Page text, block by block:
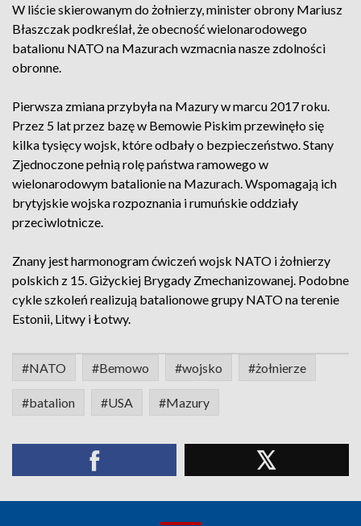
W liście skierowanym do żołnierzy, minister obrony Mariusz
Błaszczak podkreślał, że obecność wielonarodowego
batalionu NATO na Mazurach wzmacnia nasze zdolności
obronne.
Pierwsza zmiana przybyła na Mazury w marcu 2017 roku.
Przez 5 lat przez bazę w Bemowie Piskim przewinęło się
kilka tysięcy wojsk, które odbały o bezpieczeństwo. Stany
Zjednoczone pełnią rolę państwa ramowego w
wielonarodowym batalionie na Mazurach. Wspomagają ich
brytyjskie wojska rozpoznania i rumuńskie oddziały
przeciwlotnicze.
Znany jest harmonogram ćwiczeń wojsk NATO i żołnierzy
polskich z 15. Giżyckiej Brygady Zmechanizowanej. Podobne
cykle szkoleń realizują batalionowe grupy NATO na terenie
Estonii, Litwy i Łotwy.
#NATO #Bemowo #wojsko #żołnierze
#batalion #USA #Mazury